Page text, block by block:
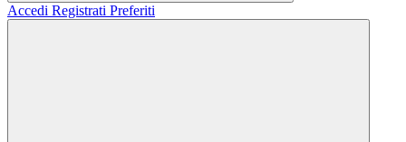
Accedi Registrati Preferiti